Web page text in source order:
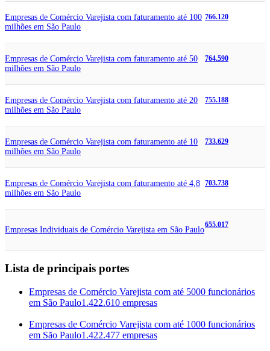
Empresas de Comércio Varejista com faturamento até 100
milhões em São Paulo
766.120
Empresas de Comércio Varejista com faturamento até 50
milhões em São Paulo
764.590
Empresas de Comércio Varejista com faturamento até 20
milhões em São Paulo
755.188
Empresas de Comércio Varejista com faturamento até 10
milhões em São Paulo
733.629
Empresas de Comércio Varejista com faturamento até 4,8
milhões em São Paulo
703.738
Empresas Individuais de Comércio Varejista em São Paulo
655.017
Lista de principais portes
Empresas de Comércio Varejista com até 5000 funcionários
em São Paulo1.422.610 empresas
Empresas de Comércio Varejista com até 1000 funcionários
em São Paulo1.422.477 empresas